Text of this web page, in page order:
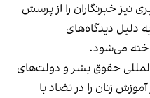
خبرنگاران را از پرسش
دلیل دیدگاه‌های
می‌شود.
حقوق بشر و دولت‌های
زنان را در تضاد با